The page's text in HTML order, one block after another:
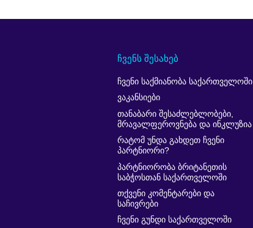
ჩვენს შესახებ
ჩვენი საქმიანობა საქართველოში
ვაკანსიები
თანაბარი შესაძლებლობები,
მრავალფეროვნება და ინკლუზია
რატომ უნდა გახდეთ ჩვენი
პარტნიორი?
პარტნიორობა ბრიტანეთის
საბჭოსთან საქართველოში
თქვენი კომენტარები და
საჩივრები
ჩვენი გუნდი საქართველოში